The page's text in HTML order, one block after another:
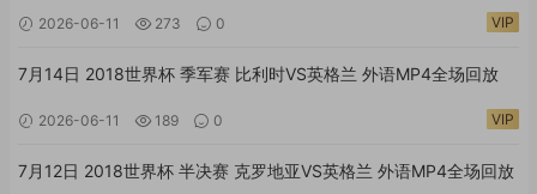
2026-06-11 273 0 VIP
7月14日 2018世界杯 季军赛 比利时VS英格兰 外语MP4全场回放
2026-06-11 189 0 VIP
7月12日 2018世界杯 半决赛 克罗地亚VS英格兰 外语MP4全场回放